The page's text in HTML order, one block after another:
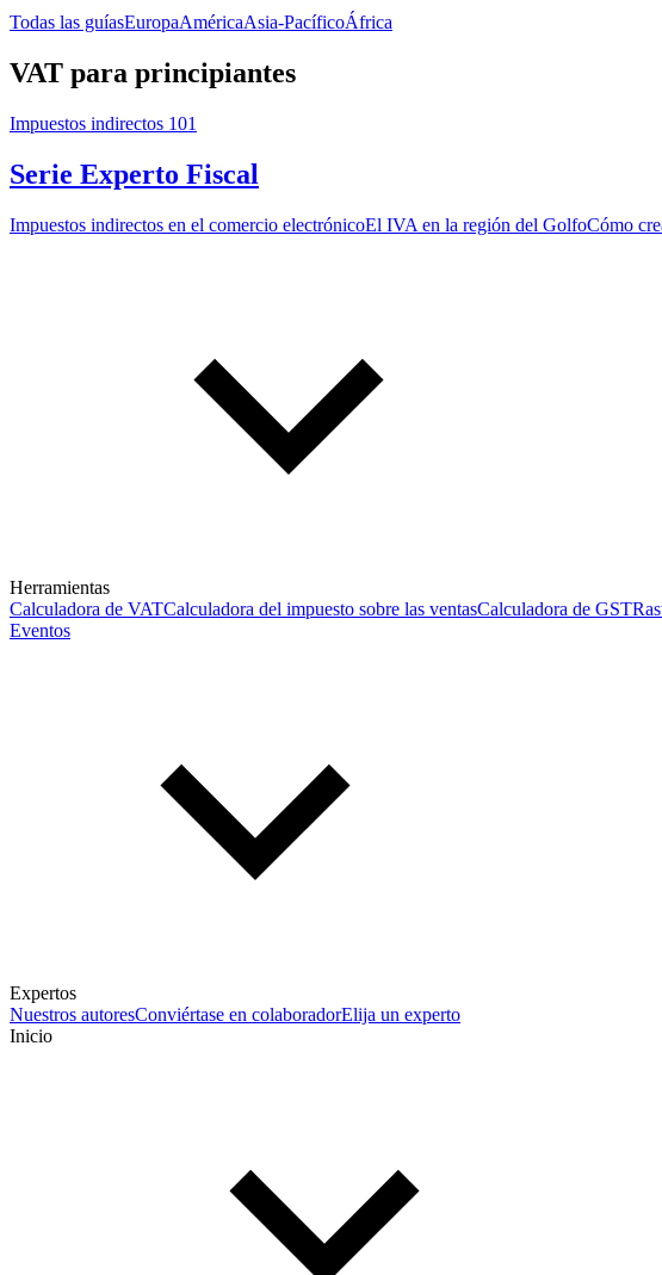
Todas las guíasEuropaAméricaAsia-PacíficoÁfrica
VAT para principiantes
Impuestos indirectos 101
Serie Experto Fiscal
Impuestos indirectos en el comercio electrónicoEl IVA en la región del GolfoCómo
Herramientas
Calculadora de VATCalculadora del impuesto sobre las ventasCalculadora de GST
Eventos
Expertos
Nuestros autoresConviértase en colaboradorElija un experto
Inicio